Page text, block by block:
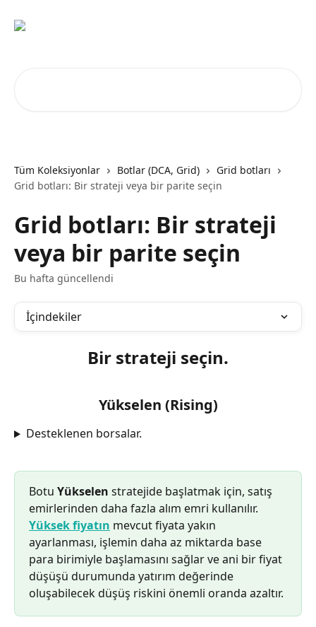
Tüm Koleksiyonlar Botlar (DCA, Grid)
Grid botları
Grid botları: Bir strateji veya bir parite seçin
Grid botları: Bir strateji
veya bir parite seçin
Bu hafta güncellendi
İçindekiler
Bir strateji seçin.
Yükselen (Rising)
Desteklenen borsalar.
Botu Yükselen stratejide başlatmak için, satış
emirlerinden daha fazla alım emri kullanılır.
Yüksek fiyatın mevcut fiyata yakın
ayarlanması, işlemin daha az miktarda base
para birimiyle başlamasını sağlar ve ani bir fiyat
düşüşü durumunda yatırım değerinde
oluşabilecek düşüş riskini önemli oranda azaltır.